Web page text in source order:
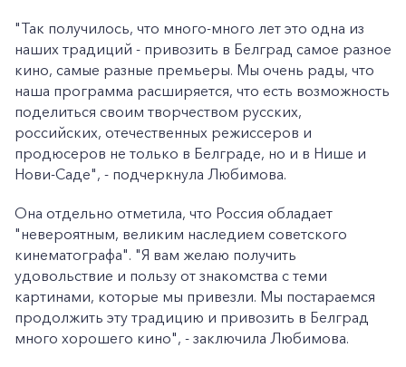
"Так получилось, что много-много лет это одна из
наших традиций - привозить в Белград самое разное
кино, самые разные премьеры. Мы очень рады, что
наша программа расширяется, что есть возможность
поделиться своим творчеством русских,
российских, отечественных режиссеров и
продюсеров не только в Белграде, но и в Нише и
Нови-Саде", - подчеркнула Любимова.
Она отдельно отметила, что Россия обладает
"невероятным, великим наследием советского
кинематографа". "Я вам желаю получить
удовольствие и пользу от знакомства с теми
картинами, которые мы привезли. Мы постараемся
продолжить эту традицию и привозить в Белград
много хорошего кино", - заключила Любимова.